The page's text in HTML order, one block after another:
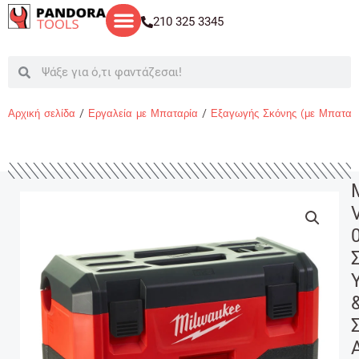
Μετάβαση
στο
210 325 3345
SearchSearch
Αρχική σελίδα / Εργαλεία με Μπαταρία / Εξαγωγής Σκόνης (με